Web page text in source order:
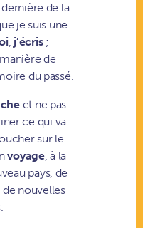
de la
je suis une
, j’écris;
de
du passé.
et ne pas
ce qui va
sur le
voyage, à la
pays, de
de nouvelles